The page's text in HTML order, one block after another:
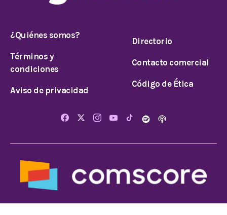
¿Quiénes somos?
Términos y
condiciones
Aviso de privacidad
Directorio
Contacto comercial
Código de Ética